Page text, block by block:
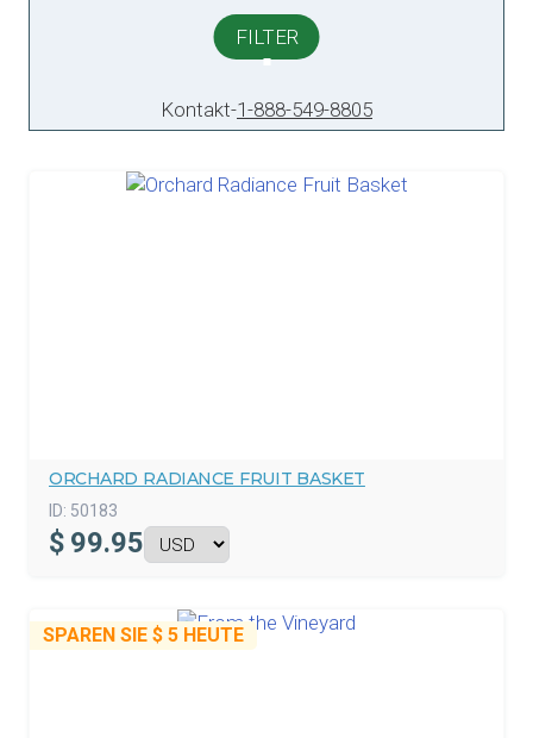
FILTER
Kontakt-1-888-549-8805
ORCHARD RADIANCE FRUIT BASKET
ID: 50183
$ 99.95
SPAREN SIE $ 5 HEUTE